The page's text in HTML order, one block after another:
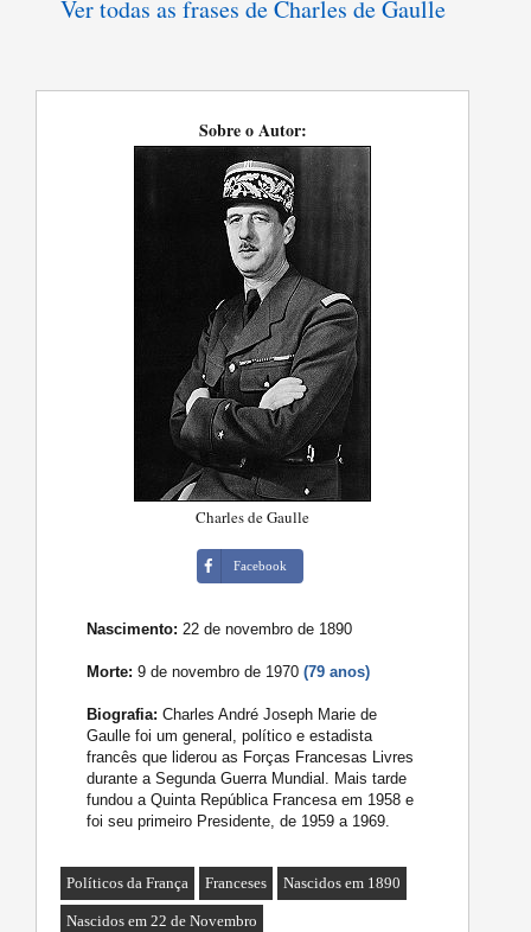
Ver todas as frases de Charles de Gaulle
Sobre o Autor:
Charles de Gaulle
Facebook
Nascimento: 22 de novembro de 1890
Morte: 9 de novembro de 1970(79 anos)
Biografia: Charles André Joseph Marie de
Gaulle foi um general, político e estadista
francês que liderou as Forças Francesas Livres
durante a Segunda Guerra Mundial. Mais tarde
fundou a Quinta República Francesa em 1958 e
foi seu primeiro Presidente, de 1959 a 1969.
Políticos da França Franceses Nascidos em 1890
Nascidos em 22 de Novembro